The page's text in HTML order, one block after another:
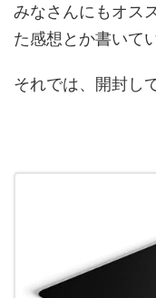
みなさんにもオス
た感想とか書いて
それでは、開封し